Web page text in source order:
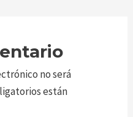
no será
están